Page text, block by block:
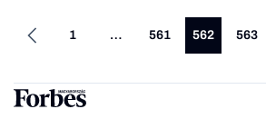
1 … 561 562 563